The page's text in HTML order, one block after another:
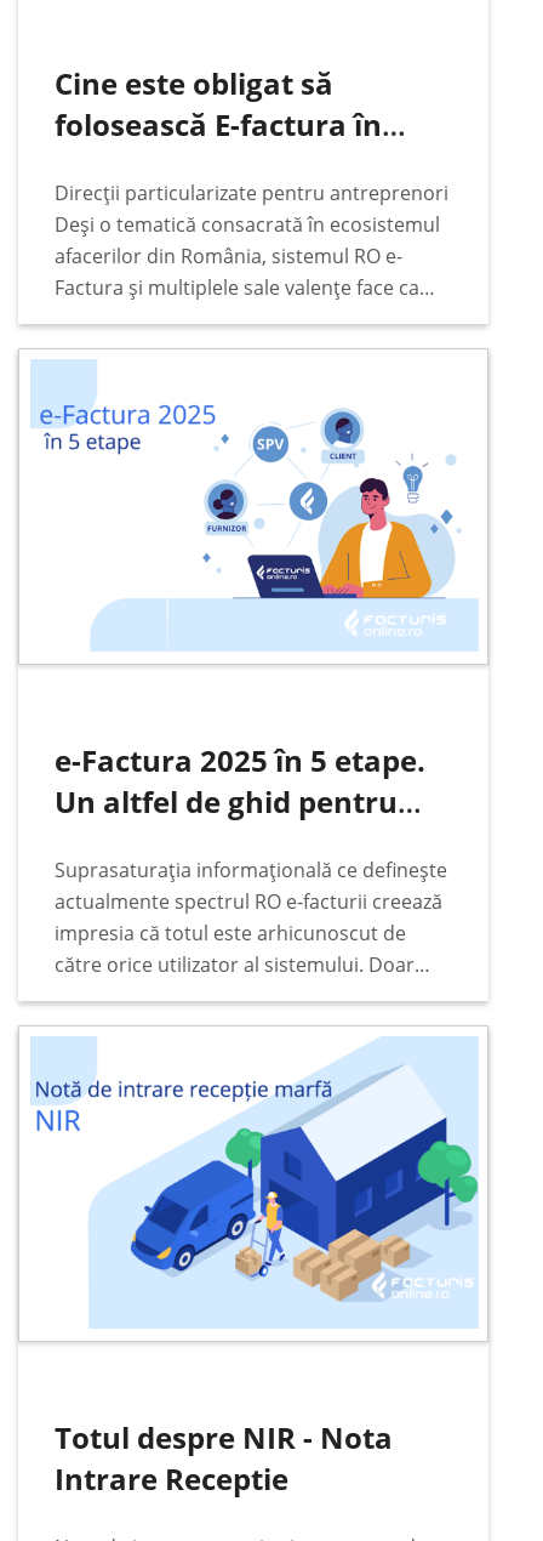
Cine este obligat să
folosească E-factura în
Direcții particularizate pentru antreprenori
Deși o tematică consacrată în ecosistemul
afacerilor din România, sistemul RO e-
Factura și multiplele sale valențe face ca
subiectul să rămână constant pe podiumul
principalelor interese ale antreprenorilor,
împrejurări fiscale.…
e-Factura 2025 în 5 etape.
Un altfel de ghid pentru
Suprasaturația informațională ce definește
actualmente spectrul RO e-facturii creează
impresia că totul este arhicunoscut de
către orice utilizator al sistemului. Doar
simpla vizualizare a titlului unui material
care are în centru RO e-factura te face să
Totul despre NIR - Nota
Intrare Receptie